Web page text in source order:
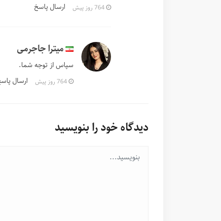
ارسال پاسخ
میترا جاجرمی
سپاس از توجه شما.
ارسال
دیدگاه خود را بنویسید